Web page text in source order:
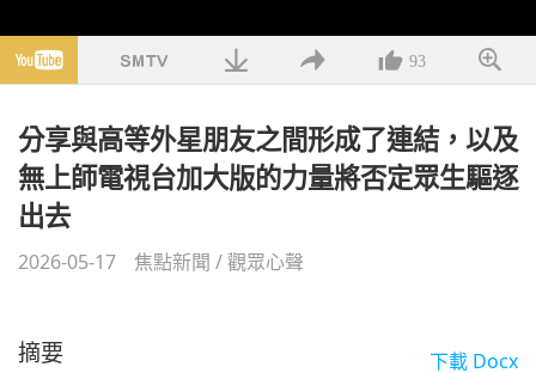
93
分享與高等外星朋友之間形成了連結，以及
無上師電視台加大版的力量將否定眾生驅逐
出去
2026-05-17 焦點新聞 /觀眾心聲
摘要 下載 Docx